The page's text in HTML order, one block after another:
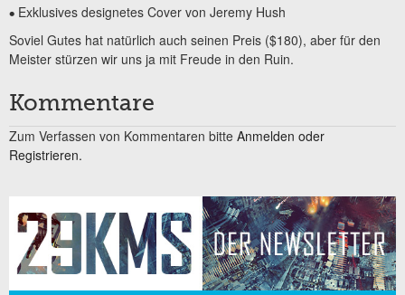
• Exklusives designetes Cover von Jeremy Hush
Soviel Gutes hat natürlich auch seinen Preis ($180), aber für den
Meister stürzen wir uns ja mit Freude in den Ruin.
Kommentare
Zum Verfassen von Kommentaren bitte Anmelden oder
Registrieren.